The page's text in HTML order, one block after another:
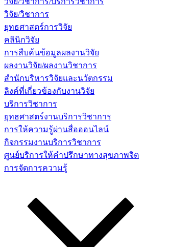
วิจัย/วิชาการ
ยุทธศาสตร์การวิจัย
คลินิกวิจัย
การสืบค้นข้อมูลผลงานวิจัย
ผลงานวิจัย/ผลงานวิชาการ
สำนักบริหารวิจัยและนวัตกรรม
ลิงค์ที่เกี่ยวข้องกับงานวิจัย
บริการวิชาการ
ยุทธศาสตร์งานบริการวิชาการ
การให้ความรู้ผ่านสื่อออนไลน์
กิจกรรมงานบริการวิชาการ
ศูนย์บริการให้คำปรึกษาทางสุขภาพจิต
การจัดการความรู้